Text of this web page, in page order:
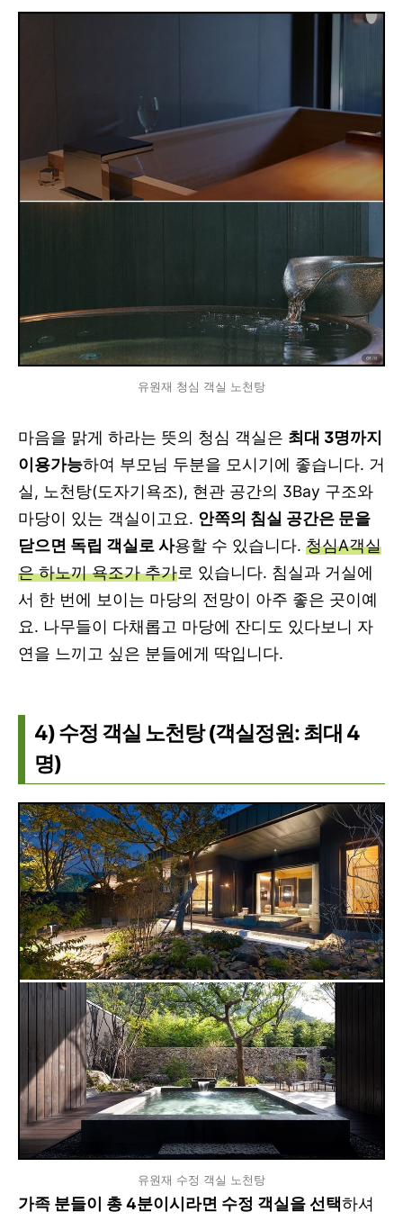
유원재 청심 객실 노천탕
마음을 맑게 하라는 뜻의 청심 객실은 최대 3명까지
이용가능하여 부모님 두분을 모시기에 좋습니다. 거
실, 노천탕(도자기욕조), 현관 공간의 3Bay 구조와
마당이 있는 객실이고요. 안쪽의 침실 공간은 문을
닫으면 독립 객실로 사용할 수 있습니다. 청심A객실
은 하노끼 욕조가 추가로 있습니다. 침실과 거실에
서 한 번에 보이는 마당의 전망이 아주 좋은 곳이예
요. 나무들이 다채롭고 마당에 잔디도 있다보니 자
연을 느끼고 싶은 분들에게 딱입니다.
4) 수정 객실 노천탕 (객실정원: 최대 4
명)
유원재 수정 객실 노천탕
가족 분들이 총 4분이시라면 수정 객실을 선택하셔